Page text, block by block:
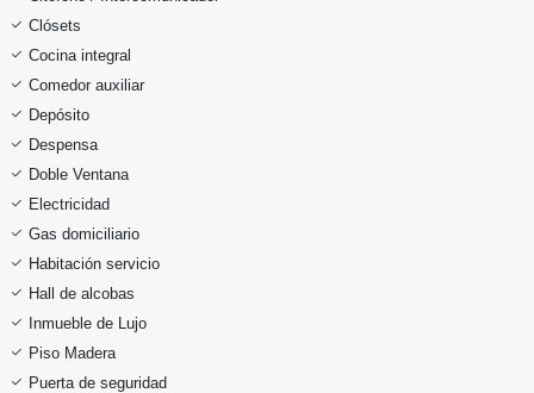
Clósets
Cocina integral
Comedor auxiliar
Depósito
Despensa
Doble Ventana
Electricidad
Gas domiciliario
Habitación servicio
Hall de alcobas
Inmueble de Lujo
Piso Madera
Puerta de seguridad